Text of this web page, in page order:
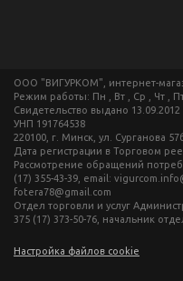
ООО "ВИГУРКОМ", интернет-
Режим работы: Пн , Вт , Ср , Чт ,
Свидетельство выдано
УНП 191764538
220100, г. Минск, ул. Сурганова
Дата регистрации в Торговом
Рассмотрение обращений
(17) 355-43-39, email:
fotera78@gmail.com
Отдел торговли и услуг
375 (17) 373-50-76, начальник
Настройка файлов cookie